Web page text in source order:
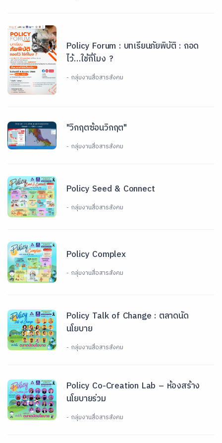
Policy Forum : บทเรียนภัยพิบัติ : ถอด
ไว้…ใช้กี่โมง ?
- กลุ่มงานสื่อสารสังคม
"วิกฤตซ้อนวิกฤต"
- กลุ่มงานสื่อสารสังคม
Policy Seed & Connect
- กลุ่มงานสื่อสารสังคม
Policy Complex
- กลุ่มงานสื่อสารสังคม
Policy Talk of Change : ตลาดนัด
นโยบาย
- กลุ่มงานสื่อสารสังคม
Policy Co-Creation Lab – ห้องสร้าง
นโยบายร่วม
- กลุ่มงานสื่อสารสังคม